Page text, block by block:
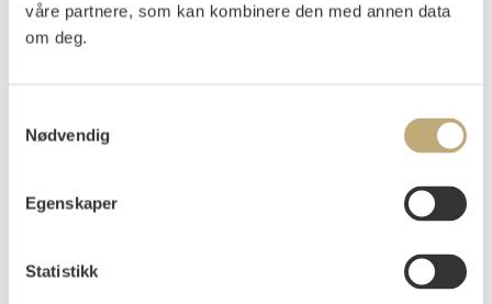
våre partnere, som kan kombinere den med annen data
om deg.
Nødvendig
Egenskaper
Statistikk
Fra 1860-1870-tallet. Påtegnet med rød skrift på baksiden
av platen: "Kapt. Balke Lysaker".
"Nordkapp", i katalogen oppført som tilhørende major R.
Balke. (Major er en grad over kaptein, så i 1954 var
Vurdering